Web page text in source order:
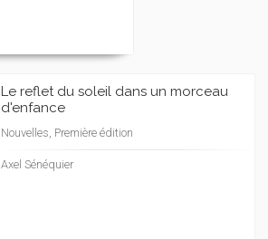
Le reflet du soleil dans un morceau
d'enfance
Nouvelles, Première édition
Axel Sénéquier